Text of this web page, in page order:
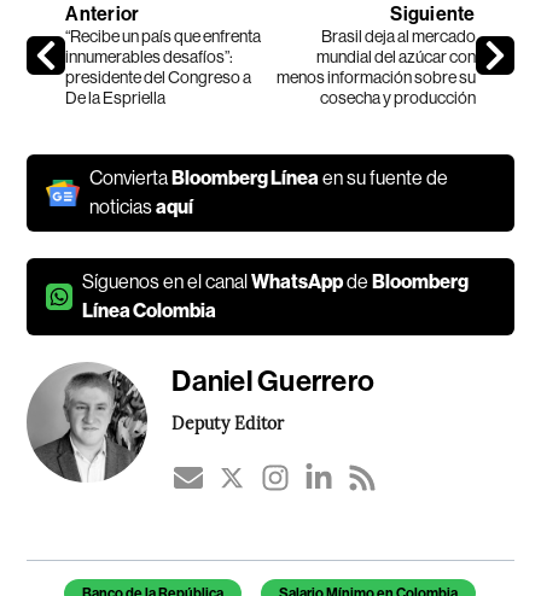
Anterior
“Recibe un país que enfrenta
innumerables desafíos”:
presidente del Congreso a
De la Espriella
Siguiente
Brasil deja al mercado
mundial del azúcar con
menos información sobre su
cosecha y producción
ConviertaBloomberg Líneaen su fuente de
noticiasaquí
Síguenos en el canalWhatsAppdeBloomberg
Línea Colombia
Daniel Guerrero
Deputy Editor
Temas de este artículo